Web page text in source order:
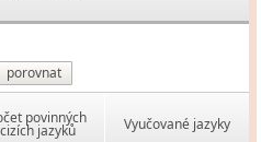
porovnat
povinných
cizích jazyků Vyučované jazyky